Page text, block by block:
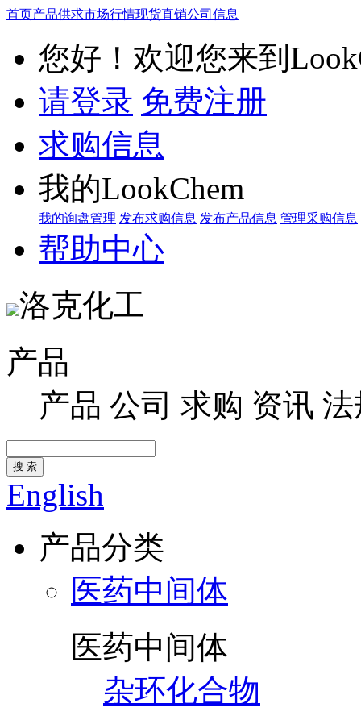
首页产品供求市场行情现货直销公司信息
您好！欢迎您来到
请登录 免费注册
求购信息
我的LookChem
我的询盘管理 发布求购信息 发布产品信息 管理采购信息
帮助中心
洛克化工
产品
产品 公司 求购 资讯 法
搜 索
English
产品分类
医药中间体
医药中间体
杂环化合物